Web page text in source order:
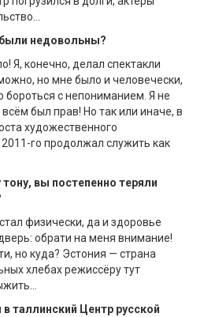
недовольны?
Я, конечно, делал спектакли
но мне было и человечески,
бороться с непониманием. Я не
был прав! Но так или иначе, в
художественного
го продолжал служить как
вы постепенно теряли
физически, да и здоровье
обрати на меня внимание!
но куда? Эстония — страна
хлебах режиссёру тут
вталлинский Центр русской